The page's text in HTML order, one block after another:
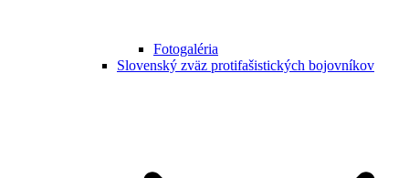
Fotogaléria
Slovenský zväz protifašistických bojovníkov